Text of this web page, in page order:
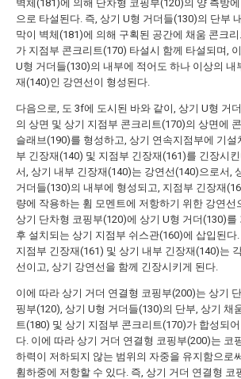
벽체(181)에 의해 단차형 코핑부(120)의 양 측방
으로 타설된다. 즉, 상기 U형 거더들(130)의 단부
막이 벽체(181)에 의해 구획된 공간에 채움 콘크
가 지점부 콘크리트(170) 타설시 함께 타설되며,
U형 거더들(130)의 내부에 적어도 하나 이상의 내
재(140)인 강연선이 형성된다.
다음으로, 도 3f에 도시된 바와 같이, 상기 U형 거
의 상면 및 상기 지점부 콘크리트(170)의 상면에
슬래브(190)를 형성하고, 상기 연속지점부에 기설
부 긴장재(140) 및 지점부 긴장재(161)를 긴장시
서, 상기 내부 긴장재(140)는 강연선(140)으로서,
거더들(130)의 내부에 형성되고, 지점부 긴장재
량에 작용하는 휨 모멘트에 저항하기 위한 강연선
상기 단차형 코핑부(120)에 상기 U형 거더(130)를
후 설치되는 상기 지점부 쉬스관(160)에 삽입된다.
지점부 긴장재(161) 및 상기 내부 긴장재(140)는
선이고, 상기 강연선을 함께 긴장시키게 된다.
이에 따라 상기 거더 연결형 코핑부(200)는 상기
핑부(120), 상기 U형 거더들(130)의 단부, 상기 채
트(180) 및 상기 지점부 콘크리트(170)가 합성되
다. 이에 따라 상기 거더 연결형 코핑부(200)는 코
하력이 저하되지 않는 범위의 자중을 유지함으로
휨하중에 저항할 수 있다. 즉, 상기 거더 연결형 코